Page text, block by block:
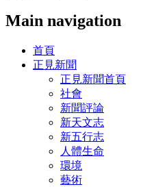
Main navigation
首頁
正見新聞
正見新聞首頁
社會
新聞評論
新天文志
新五行志
人體生命
環境
藝術